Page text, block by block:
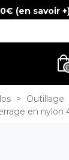
(en savoir +
> Outillage
en nylon